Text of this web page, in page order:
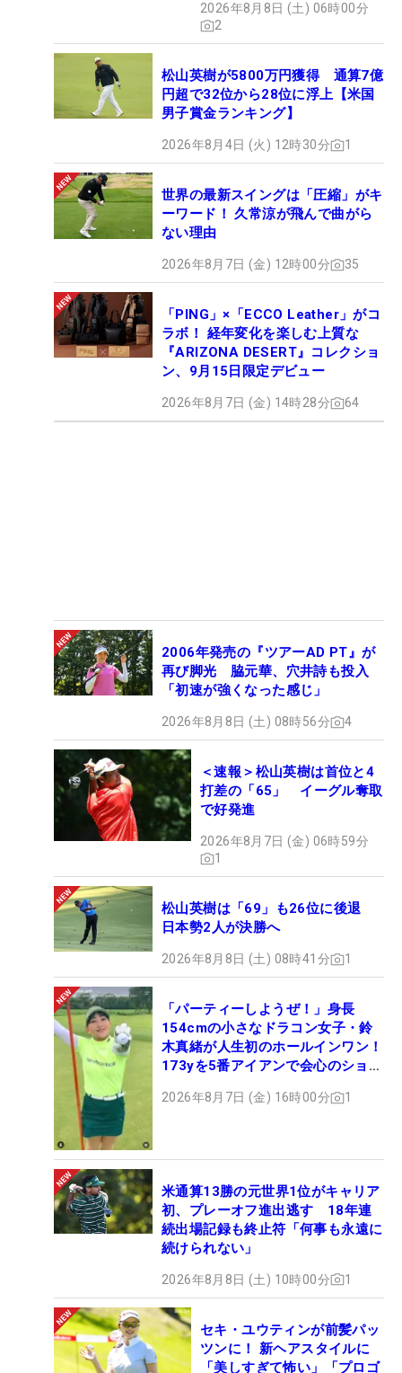
2026年8月8日 (土) 06時00分
2
松山英樹が5800万円獲得 通算7億
円超で32位から28位に浮上【米国
男子賞金ランキング】
2026年8月4日 (火) 12時30分 1
世界の最新スイングは「圧縮」がキ
ーワード！ 久常涼が飛んで曲がら
ない理由
2026年8月7日 (金) 12時00分 35
「PING」×「ECCO Leather」がコ
ラボ！ 経年変化を楽しむ上質な
『ARIZONA DESERT』コレクショ
ン、9月15日限定デビュー
2026年8月7日 (金) 14時28分 64
2006年発売の『ツアーAD PT』が
再び脚光 脇元華、穴井詩も投入
「初速が強くなった感じ」
2026年8月8日 (土) 08時56分 4
＜速報＞松山英樹は首位と4
打差の「65」 イーグル奪取
で好発進
2026年8月7日 (金) 06時59分
1
松山英樹は「69」も26位に後退
日本勢2人が決勝へ
2026年8月8日 (土) 08時41分 1
「パーティーしようぜ！」身長
154cmの小さなドラコン女子・鈴
木真緒が人生初のホールインワン！
173yを5番アイアンで会心のショッ
2026年8月7日 (金) 16時00分 1
米通算13勝の元世界1位がキャリア
初、プレーオフ進出逃す 18年連
続出場記録も終止符「何事も永遠に
続けられない」
2026年8月8日 (土) 10時00分 1
セキ・ユウティンが前髪パッ
ツンに！ 新ヘアスタイルに
「美しすぎて怖い」「プロゴ